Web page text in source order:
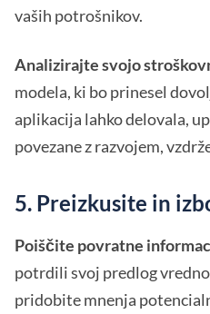
vaših potrošnikov.
Analizirajte svojo
modela, ki bo prinesel
aplikacija lahko delovala,
povezane z razvojem,
5. Preizkusite in
Poiščite povratne
potrdili svoj predlog
pridobite mnenja